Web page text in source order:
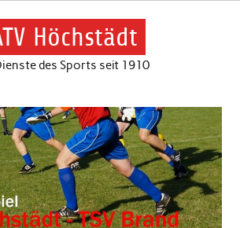
Höchstädt
des Sports seit 1910